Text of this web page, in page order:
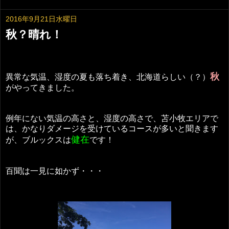
2016年9月21日水曜日
秋？晴れ！
異常な気温、湿度の夏も落ち着き、北海道らしい（？） 秋
がやってきました。
例年にない気温の高さと、湿度の高さで、苫小牧エリアで
は、かなりダメージを受けているコースが多いと聞きます
が、ブルックスは健在です！
百聞は一見に如かず・・・